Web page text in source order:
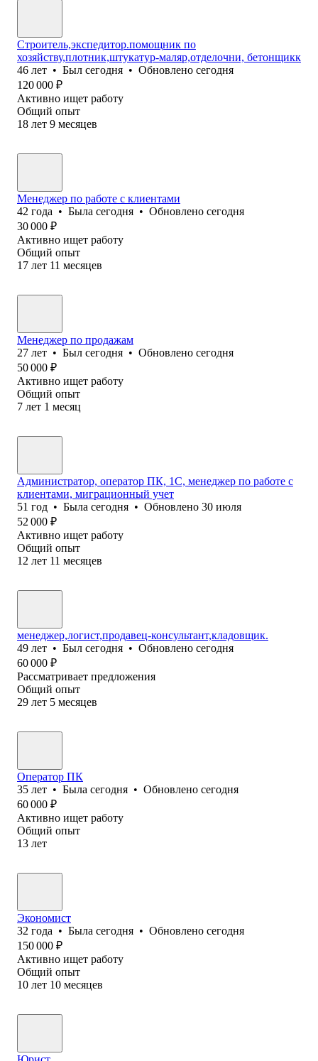
Строитель,экспедитор.помощник по
хозяйству,плотник,штукатур-маляр,отделочни, бетонщикк
46 лет • Был сегодня • Обновлено сегодня
120 000 ₽
Активно ищет работу
Общий опыт
18 лет 9 месяцев
Менеджер по работе с клиентами
42 года • Была сегодня • Обновлено сегодня
30 000 ₽
Активно ищет работу
Общий опыт
17 лет 11 месяцев
Менеджер по продажам
27 лет • Был сегодня • Обновлено сегодня
50 000 ₽
Активно ищет работу
Общий опыт
7 лет 1 месяц
Администратор, оператор ПК, 1С, менеджер по работе с
клиентами, миграционный учет
51 год • Была сегодня • Обновлено 30 июля
52 000 ₽
Активно ищет работу
Общий опыт
12 лет 11 месяцев
менеджер,логист,продавец-консультант,кладовщик.
49 лет • Был сегодня • Обновлено сегодня
60 000 ₽
Рассматривает предложения
Общий опыт
29 лет 5 месяцев
Оператор ПК
35 лет • Была сегодня • Обновлено сегодня
60 000 ₽
Активно ищет работу
Общий опыт
13 лет
Экономист
32 года • Была сегодня • Обновлено сегодня
150 000 ₽
Активно ищет работу
Общий опыт
10 лет 10 месяцев